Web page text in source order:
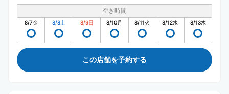
空き時間
8/7金 8/8土 8/9日 8/10月 8/11火 8/12水 8/13木
この店舗を予約する